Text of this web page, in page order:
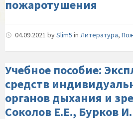
пожаротушения
04.09.2021 bySlim5 in Литература,
Учебное пособие:
средств
органов дыхания и
Соколов Е.Е., Бурков